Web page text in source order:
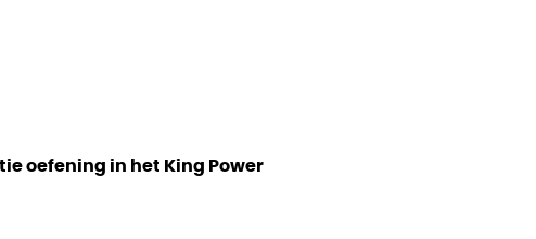
oefening in het King Power